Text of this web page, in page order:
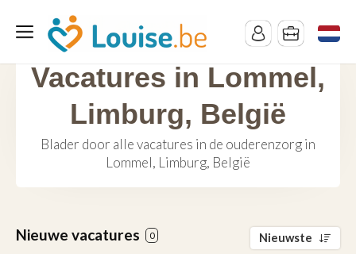
Vacatures in Lommel,
Limburg, België
Blader door alle vacatures in de ouderenzorg in
Lommel, Limburg, België
Nieuwe vacatures 0 Nieuwste